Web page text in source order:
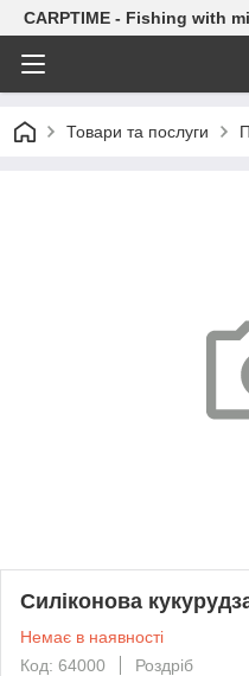
CARPTIME - Fishing with
Товари та послуги
Силіконова
Немає в наявності
Код: 64000
Роздріб